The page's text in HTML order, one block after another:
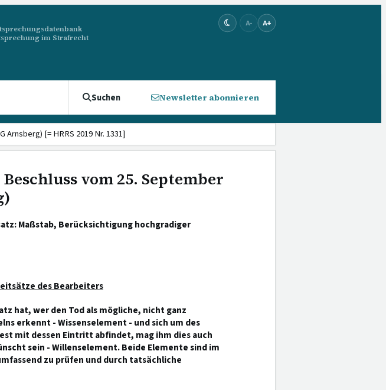
im Strafrecht
A- A+
Suchen Newsletter abonnieren
Arnsberg) [= HRRS 2019 Nr. 1331]
Beschluss vom 25. September
Maßstab, Berücksichtigung hochgradiger
des Bearbeiters
hat, wer den Tod als mögliche, nicht ganz
erkennt - Wissenselement - und sich um des
mit dessen Eintritt abfindet, mag ihm dies auch
sein - Willenselement. Beide Elemente sind im
zu prüfen und durch tatsächliche